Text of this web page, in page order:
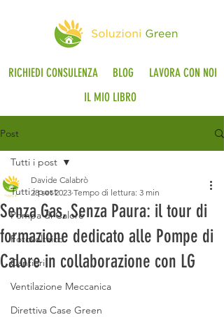
RICHIEDI CONSULENZA BLOG
LAVORA CON NOI
IL MIO LIBRO
Post
Tutti i post
Pompa di Calore
Fotovoltaico
Cantieri
Ventilazione Meccanica
Direttiva Case Green
Tutti i post
Senza Gas, Senza Paura: il tour di
formazione dedicato alle Pompe di
Calore in collaborazione con LG
Davide Calabrò
28 set 2023 Tempo di lettura: 3 min